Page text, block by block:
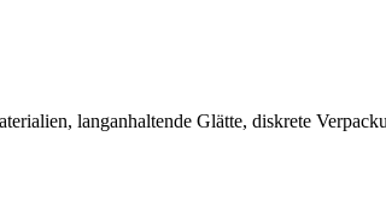
langanhaltende Glätte, diskrete